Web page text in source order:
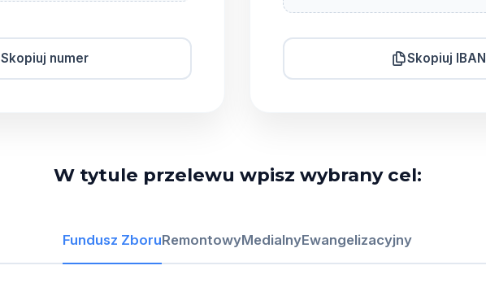
Skopiuj numer Skopiuj IBAN
W tytule przelewu wpisz wybrany cel:
Fundusz ZboruRemontowyMedialnyEwangelizacyjny